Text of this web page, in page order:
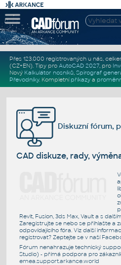
Přes 123.000 registrovaných u nás,
(CZ+EN). Tipy pro AutoCAD 2027, pro
Nový Kalkulátor nosníků, Spirograf
Převodníky. Kompletní příkazya
Diskuzní fórum,
CAD diskuze, rady,
Revit, Fusion, 3ds Max, Vault a s
Zaregistrujte se nebo se přihlašte a
odpovídajícího fóra. Viz další
registrovat? Zeptejte se v naší
Fórum nenahrazuje technický
Studio) - přímá podpora pro
emea.support.arkance.world